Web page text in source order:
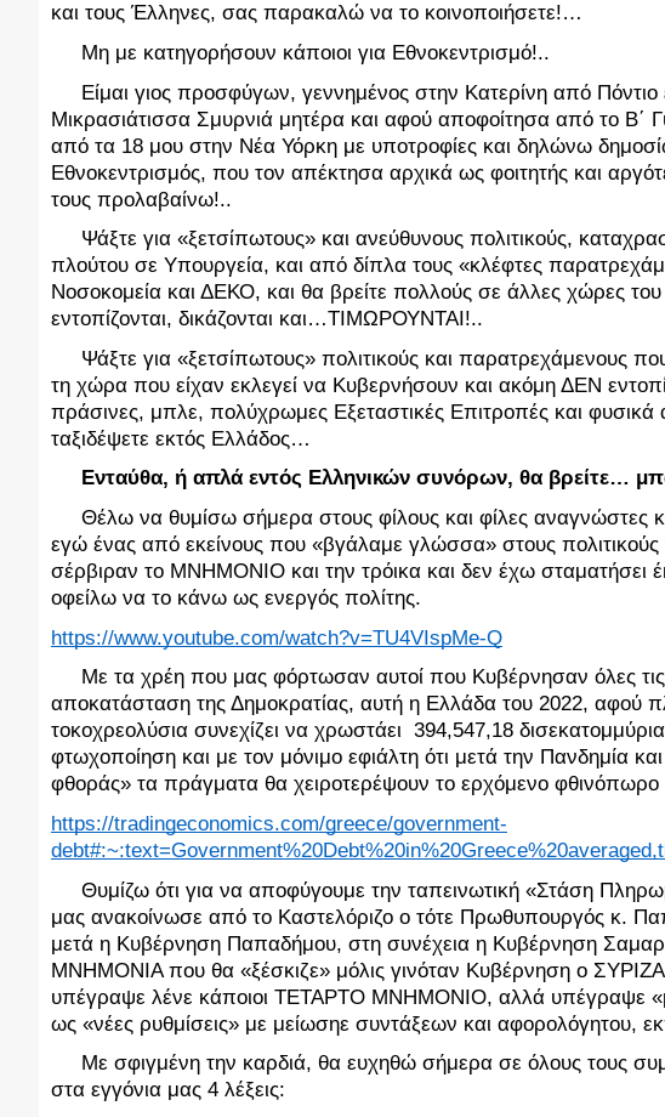
και τους Έλληνες, σας παρακαλώ να το κοινοποιήσετε!…
Μη με κατηγορήσουν κάποιοι για Εθνοκεντρισμό!..
Είμαι γιος προσφύγων, γεννημένος στην Κατερίνη από
Μικρασιάτισσα Σμυρνιά μητέρα και αφού αποφοίτησα από το Β΄
από τα 18 μου στην Νέα Υόρκη με υποτροφίες και δηλώνω
Εθνοκεντρισμός, που τον απέκτησα αρχικά ως φοιτητής και
τους προλαβαίνω!..
Ψάξτε για «ξετσίπωτους» και ανεύθυνους πολιτικούς,
πλούτου σε Υπουργεία, και από δίπλα τους «κλέφτες
Νοσοκομεία και ΔΕΚΟ, και θα βρείτε πολλούς σε άλλες χώρες
εντοπίζονται, δικάζονται και…ΤΙΜΩΡΟΥΝΤΑΙ!..
Ψάξτε για «ξετσίπωτους» πολιτικούς και παρατρεχάμενους
τη χώρα που είχαν εκλεγεί να Κυβερνήσουν και ακόμη ΔΕΝ
πράσινες, μπλε, πολύχρωμες Εξεταστικές Επιτροπές και
ταξιδέψετε εκτός Ελλάδος…
Ενταύθα, ή απλά εντός Ελληνικών συνόρων, θα βρείτε…
Θέλω να θυμίσω σήμερα στους φίλους και φίλες αναγνώστες
εγώ ένας από εκείνους που «βγάλαμε γλώσσα» στους
σέρβιραν το ΜΝΗΜΟΝΙΟ και την τρόικα και δεν έχω σταματήσει
οφείλω να το κάνω ως ενεργός πολίτης.
https://www.youtube.com/watch?v=TU4VIspMe-Q
Με τα χρέη που μας φόρτωσαν αυτοί που Κυβέρνησαν όλες τις
αποκατάσταση της Δημοκρατίας, αυτή η Ελλάδα του 2022, αφού
τοκοχρεολύσια συνεχίζει να χρωστάει  394,547,18
φτωχοποίηση και με τον μόνιμο εφιάλτη ότι μετά την Πανδημία
φθοράς» τα πράγματα θα χειροτερέψουν το ερχόμενο φθινόπωρο
https://tradingeconomics.com/greece/government-
Θυμίζω ότι για να αποφύγουμε την ταπεινωτική «Στάση
μας ανακοίνωσε από το Καστελόριζο ο τότε Πρωθυπουργός κ.
μετά η Κυβέρνηση Παπαδήμου, στη συνέχεια η Κυβέρνηση
ΜΝΗΜΟΝΙΑ που θα «ξέσκιζε» μόλις γινόταν Κυβέρνηση ο
υπέγραψε λένε κάποιοι ΤΕΤΑΡΤΟ ΜΝΗΜΟΝΙΟ, αλλά υπέγραψε
ως «νέες ρυθμίσεις» με μείωσηε συντάξεων και αφορολόγητου,
Με σφιγμένη την καρδιά, θα ευχηθώ σήμερα σε όλους τους
στα εγγόνια μας 4 λέξεις: